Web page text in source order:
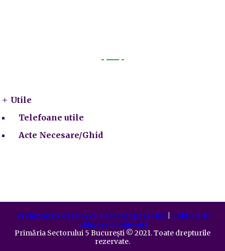
Utile
Telefoane utile
Acte Necesare/Ghid
Prelucrarea datelor cu caracter personal| Politica de
utilizare cookie-uri
Primăria Sectorului 5 București ©️ 2021. Toate drepturile
rezervate.